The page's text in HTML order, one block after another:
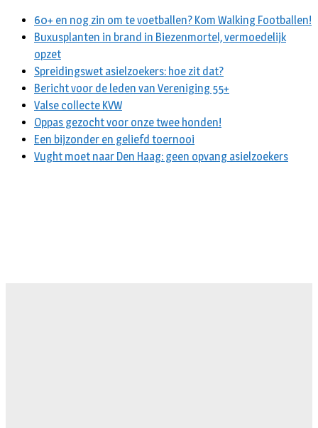
60+ en nog zin om te voetballen? Kom Walking Footballen!
Buxusplanten in brand in Biezenmortel, vermoedelijk
opzet
Spreidingswet asielzoekers: hoe zit dat?
Bericht voor de leden van Vereniging 55+
Valse collecte KVW
Oppas gezocht voor onze twee honden!
Een bijzonder en geliefd toernooi
Vught moet naar Den Haag: geen opvang asielzoekers